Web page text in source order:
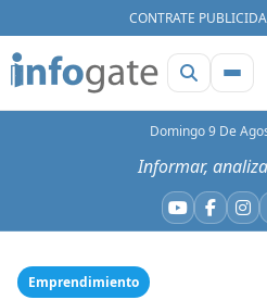
CONTRATE
Domingo 9 De
Informar,
YouTube
Emprendimiento